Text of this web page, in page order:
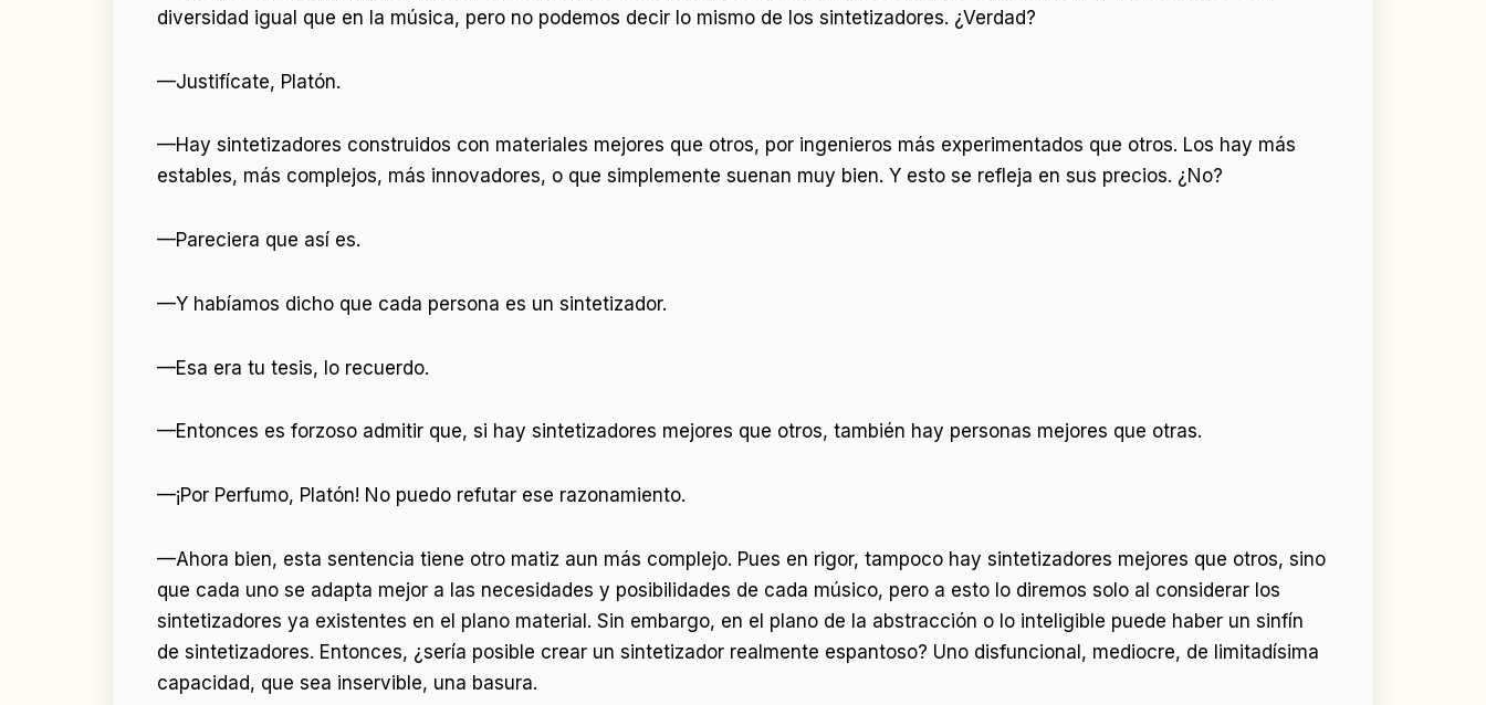
diversidad igual que en la música, pero no podemos decir lo mismo de los sintetizadores. ¿Verdad?
—Justifícate, Platón.
—Hay sintetizadores construidos con materiales mejores que otros, por ingenieros más experimentados que otros. Los hay más
estables, más complejos, más innovadores, o que simplemente suenan muy bien. Y esto se refleja en sus precios. ¿No?
—Pareciera que así es.
—Y habíamos dicho que cada persona es un sintetizador.
—Esa era tu tesis, lo recuerdo.
—Entonces es forzoso admitir que, si hay sintetizadores mejores que otros, también hay personas mejores que otras.
—¡Por Perfumo, Platón! No puedo refutar ese razonamiento.
—Ahora bien, esta sentencia tiene otro matiz aun más complejo. Pues en rigor, tampoco hay sintetizadores mejores que otros, sino
que cada uno se adapta mejor a las necesidades y posibilidades de cada músico, pero a esto lo diremos solo al considerar los
sintetizadores ya existentes en el plano material. Sin embargo, en el plano de la abstracción o lo inteligible puede haber un sinfín
de sintetizadores. Entonces, ¿sería posible crear un sintetizador realmente espantoso? Uno disfuncional, mediocre, de limitadísima
capacidad, que sea inservible, una basura.